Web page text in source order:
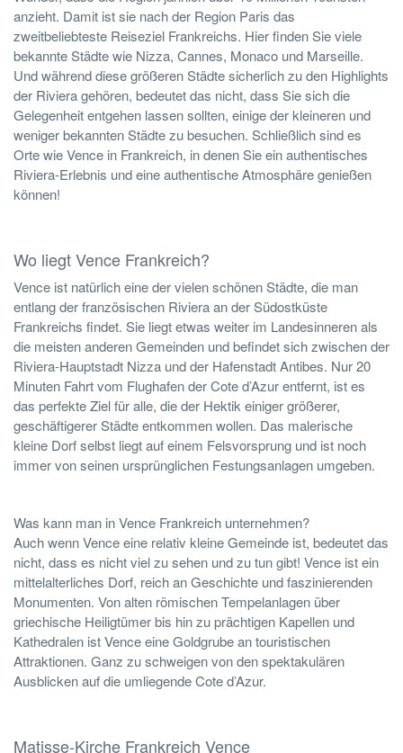
anzieht. Damit ist sie nach der Region Paris das
zweitbeliebteste Reiseziel Frankreichs. Hier finden Sie viele
bekannte Städte wie Nizza, Cannes, Monaco und Marseille.
Und während diese größeren Städte sicherlich zu den Highlights
der Riviera gehören, bedeutet das nicht, dass Sie sich die
Gelegenheit entgehen lassen sollten, einige der kleineren und
weniger bekannten Städte zu besuchen. Schließlich sind es
Orte wie Vence in Frankreich, in denen Sie ein authentisches
Riviera-Erlebnis und eine authentische Atmosphäre genießen
können!
Wo liegt Vence Frankreich?
Vence ist natürlich eine der vielen schönen Städte, die man
entlang der französischen Riviera an der Südostküste
Frankreichs findet. Sie liegt etwas weiter im Landesinneren als
die meisten anderen Gemeinden und befindet sich zwischen der
Riviera-Hauptstadt Nizza und der Hafenstadt Antibes. Nur 20
Minuten Fahrt vom Flughafen der Cote d’Azur entfernt, ist es
das perfekte Ziel für alle, die der Hektik einiger größerer,
geschäftigerer Städte entkommen wollen. Das malerische
kleine Dorf selbst liegt auf einem Felsvorsprung und ist noch
immer von seinen ursprünglichen Festungsanlagen umgeben.
Was kann man in Vence Frankreich unternehmen?
Auch wenn Vence eine relativ kleine Gemeinde ist, bedeutet das
nicht, dass es nicht viel zu sehen und zu tun gibt! Vence ist ein
mittelalterliches Dorf, reich an Geschichte und faszinierenden
Monumenten. Von alten römischen Tempelanlagen über
griechische Heiligtümer bis hin zu prächtigen Kapellen und
Kathedralen ist Vence eine Goldgrube an touristischen
Attraktionen. Ganz zu schweigen von den spektakulären
Ausblicken auf die umliegende Cote d’Azur.
Matisse-Kirche Frankreich Vence